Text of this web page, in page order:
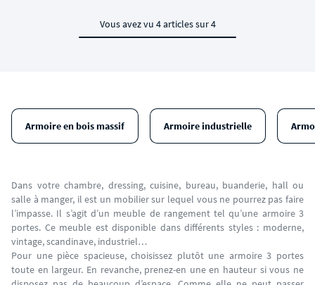
Vous avez vu 4 articles sur 4
Armoire en bois massif Armoire industrielle
Dans votre chambre, dressing, cuisine, bureau, buanderie, hall ou
salle à manger, il est un mobilier sur lequel vous ne pourrez pas faire
l’impasse. Il s’agit d’un meuble de rangement tel qu’une armoire 3
portes. Ce meuble est disponible dans différents styles : moderne,
vintage, scandinave, industriel…
Pour une pièce spacieuse, choisissez plutôt une armoire 3 portes
toute en largeur. En revanche, prenez-en une en hauteur si vous ne